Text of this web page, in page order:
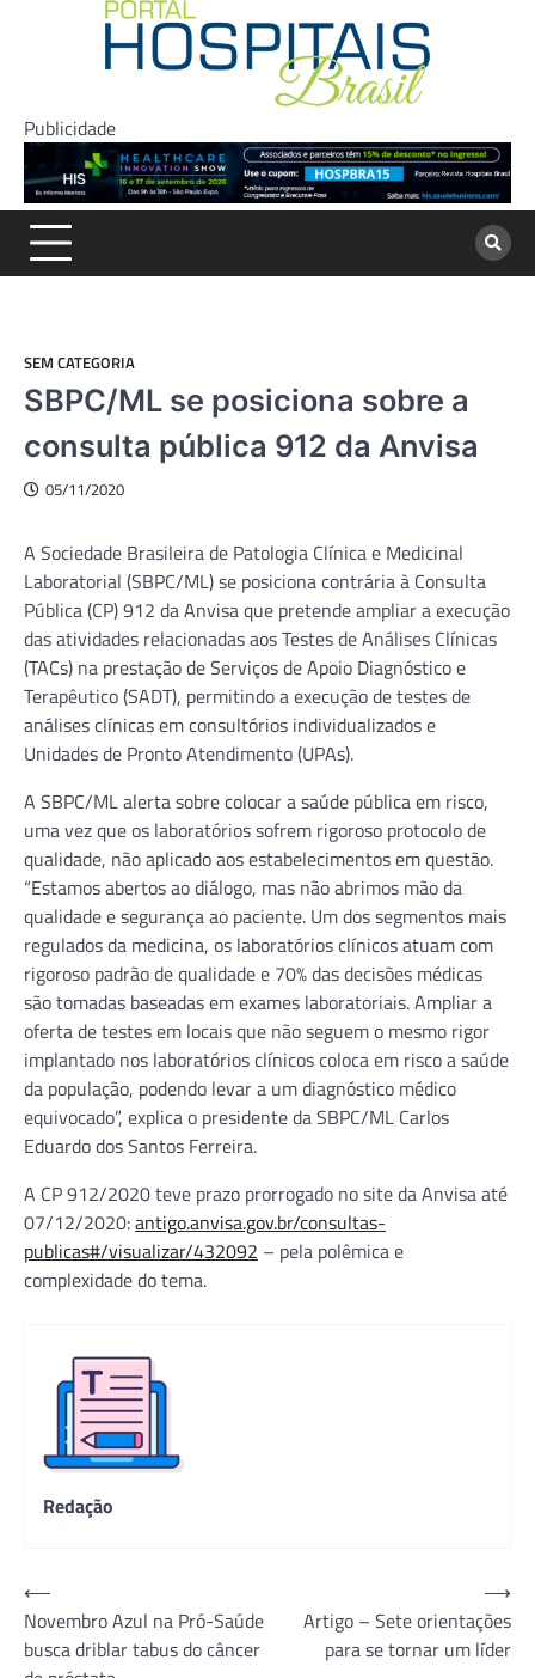
Publicidade
SEM CATEGORIA
SBPC/ML se posiciona sobre a
consulta pública 912 da Anvisa
05/11/2020
A Sociedade Brasileira de Patologia Clínica e Medicinal
Laboratorial (SBPC/ML) se posiciona contrária à Consulta
Pública (CP) 912 da Anvisa que pretende ampliar a execução
das atividades relacionadas aos Testes de Análises Clínicas
(TACs) na prestação de Serviços de Apoio Diagnóstico e
Terapêutico (SADT), permitindo a execução de testes de
análises clínicas em consultórios individualizados e
Unidades de Pronto Atendimento (UPAs).
A SBPC/ML alerta sobre colocar a saúde pública em risco,
uma vez que os laboratórios sofrem rigoroso protocolo de
qualidade, não aplicado aos estabelecimentos em questão.
“Estamos abertos ao diálogo, mas não abrimos mão da
qualidade e segurança ao paciente. Um dos segmentos mais
regulados da medicina, os laboratórios clínicos atuam com
rigoroso padrão de qualidade e 70% das decisões médicas
são tomadas baseadas em exames laboratoriais. Ampliar a
oferta de testes em locais que não seguem o mesmo rigor
implantado nos laboratórios clínicos coloca em risco a saúde
da população, podendo levar a um diagnóstico médico
equivocado”, explica o presidente da SBPC/ML Carlos
Eduardo dos Santos Ferreira.
A CP 912/2020 teve prazo prorrogado no site da Anvisa até
07/12/2020:antigo.anvisa.gov.br/consultas-
publicas#/visualizar/432092 – pela polêmica e
complexidade do tema.
Redação
Navegação
de
Post
⟵
Novembro Azul na Pró-Saúde
busca driblar tabus do câncer
Artigo – Sete orientações
para se tornar um líder
⟶